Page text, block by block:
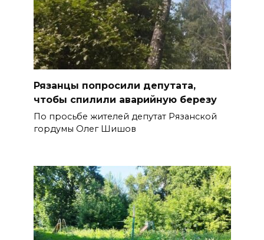
Рязанцы попросили депутата,
чтобы спилили аварийную березу
По просьбе жителей депутат Рязанской
гордумы Олег Шишов